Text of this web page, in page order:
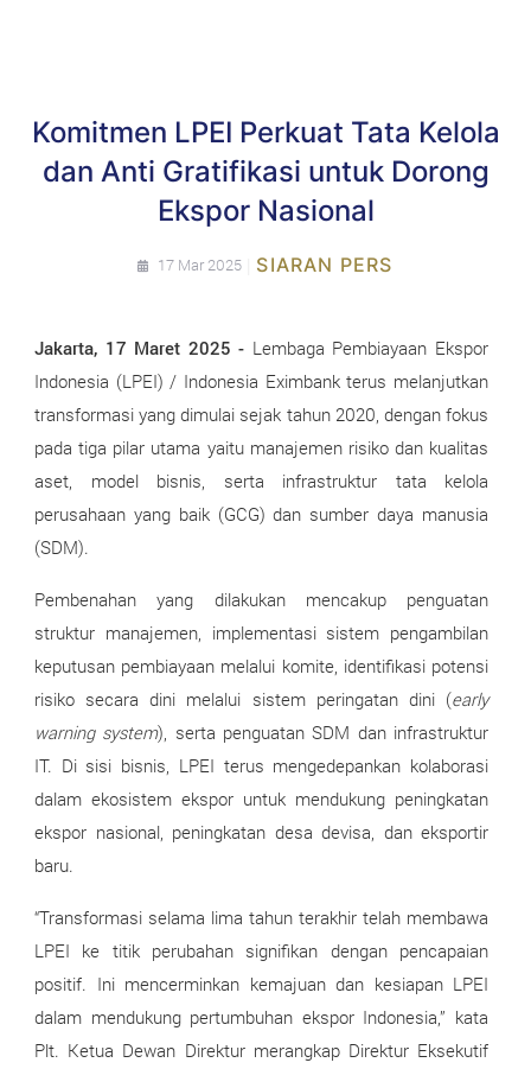
Komitmen LPEI Perkuat Tata Kelola
dan Anti Gratifikasi untuk Dorong
Ekspor Nasional
17 Mar 2025 SIARAN PERS
Jakarta, 17 Maret 2025 - Lembaga Pembiayaan Ekspor
Indonesia (LPEI) / Indonesia Eximbank terus melanjutkan
transformasi yang dimulai sejak tahun 2020, dengan fokus
pada tiga pilar utama yaitu manajemen risiko dan kualitas
aset, model bisnis, serta infrastruktur tata kelola
perusahaan yang baik (GCG) dan sumber daya manusia
(SDM).
Pembenahan yang dilakukan mencakup penguatan
struktur manajemen, implementasi sistem pengambilan
keputusan pembiayaan melalui komite, identifikasi potensi
risiko secara dini melalui sistem peringatan dini (early
warning system), serta penguatan SDM dan infrastruktur
IT. Di sisi bisnis, LPEI terus mengedepankan kolaborasi
dalam ekosistem ekspor untuk mendukung peningkatan
ekspor nasional, peningkatan desa devisa, dan eksportir
baru.
“Transformasi selama lima tahun terakhir telah membawa
LPEI ke titik perubahan signifikan dengan pencapaian
positif. Ini mencerminkan kemajuan dan kesiapan LPEI
dalam mendukung pertumbuhan ekspor Indonesia,” kata
Plt. Ketua Dewan Direktur merangkap Direktur Eksekutif